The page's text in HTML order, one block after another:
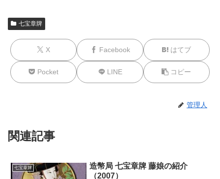
七宝章牌
X Facebook はてブ
Pocket LINE コピー
管理人
関連記事
七宝章牌
造幣局 七宝章牌 藤娘の紹介
（2007）